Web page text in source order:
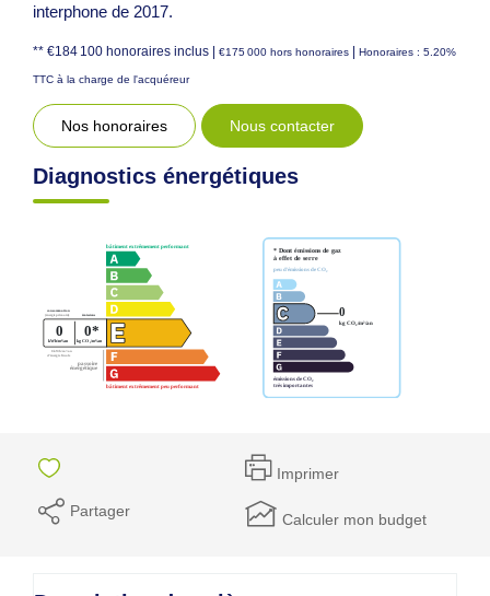
interphone de 2017.
** €184 100 honoraires inclus | €175 000 hors honoraires | Honoraires : 5.20%
TTC à la charge de l'acquéreur
Nos honoraires Nous contacter
Diagnostics énergétiques
Imprimer
Partager Calculer mon budget